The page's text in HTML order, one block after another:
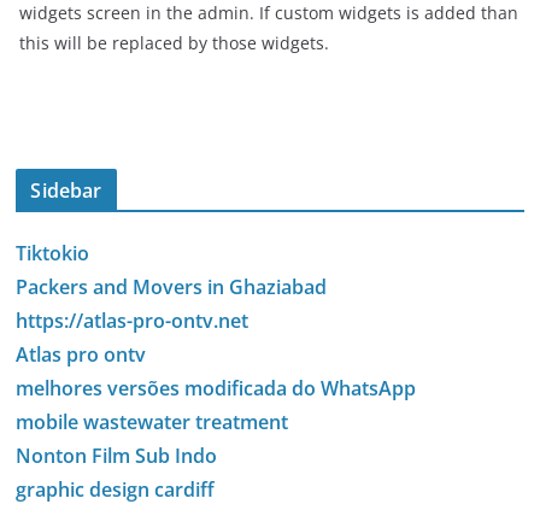
widgets screen in the admin. If custom widgets is added than
this will be replaced by those widgets.
Sidebar
Tiktokio
Packers and Movers in Ghaziabad
https://atlas-pro-ontv.net
Atlas pro ontv
melhores versões modificada do WhatsApp
mobile wastewater treatment
Nonton Film Sub Indo
graphic design cardiff